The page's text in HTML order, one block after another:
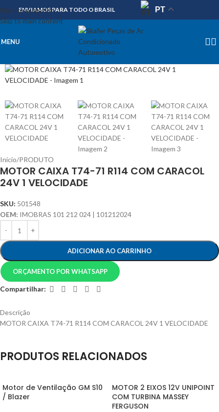
Skip to navigation
Skip to main content
ENVIAMOS PARA TODO O BRASIL PT
MENU
Início/PRODUTO
MOTOR CAIXA T74-71 R114 COM CARACOL
24V 1 VELOCIDADE
SKU: 501548
OEM: IMOBRAS 101 212 024 | 101212024
ADICIONAR AO CARRINHO
ORÇAMENTO POR WHATSAPP
Compartilhar:
Descrição
MOTOR CAIXA T74-71 R114 COM CARACOL 24V 1 VELOCIDADE
PRODUTOS RELACIONADOS
Motor de Ventilação GM S10
/ Blazer
MOTOR 2 EIXOS 12V UNIPOINT
COM TURBINA MASSEY
FERGUSON